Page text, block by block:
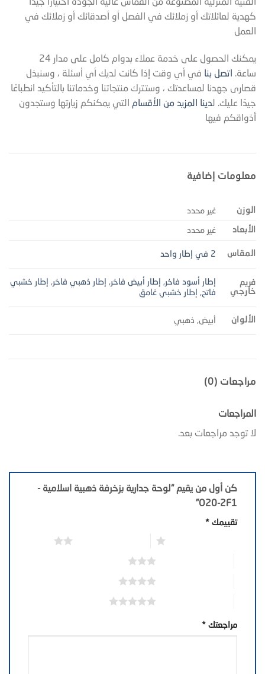
الفنية المنزلية المصنوعة من القماش عالية الجودة اختيارًا جيدًا
كهدية لعائلاتك أو زملائك في الفصل أو أصدقائك أو زملائك في
العمل
يمكنك الحصول على خدمة عملاء بدوام كامل على مدار 24
ساعة. اتصل بنا في أي وقت إذا كانت لديك أي أسئلة ، وسنبذل
قصارى جهدنا لمساعدتك ، وستترك منتجاتنا وخدماتنا بالتأكيد انطباعًا
جيدًا عليك. لدينا المزيد من الأقسام التي يمكنكم زيارتها وستجدون
أذواقكم فيها
معلومات إضافية
الوزن غير محدد
الأبعاد غير محدد
المقاس 2 في إطار واحد
فريم
خارجي
إطار أسود فاخر, إطار أبيض فاخر, إطار ذهبي فاخر,
إطار خشبي
فاتح, إطار خشبي غامق
الألوان أبيض, ذهبي
مراجعات (0)
المراجعات
لا توجد مراجعات بعد.
كن أول من يقيم “لوحة جدارية بزخرفة ذهبية اسلامية -
O20-2F1”
تقييمك *
مراجعتك *